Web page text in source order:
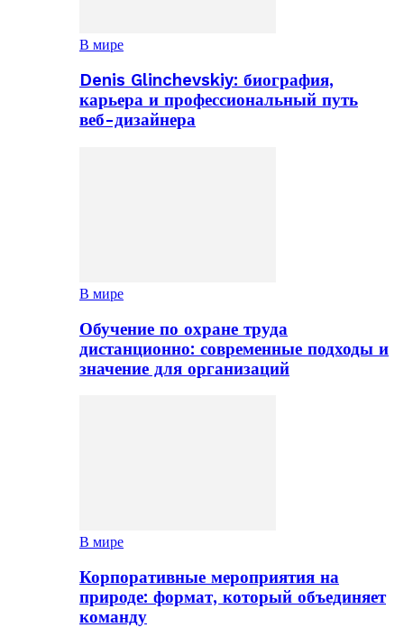
В мире
Denis Glinchevskiy: биография,
карьера и профессиональный путь
веб-дизайнера
В мире
Обучение по охране труда
дистанционно: современные подходы и
значение для организаций
В мире
Корпоративные мероприятия на
природе: формат, который объединяет
команду